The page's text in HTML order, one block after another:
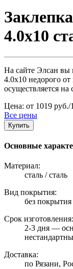
4.0х10
На сайте Элсан вы
4.0х10 недорого от
осуществляется
Цена: от 1019 руб./
Все цены
Купить
Основные
Материал:
сталь / сталь
Вид покрытия:
без покрытия
Срок изготовления:
2-3 дня —
Доставка:
по Рязани,